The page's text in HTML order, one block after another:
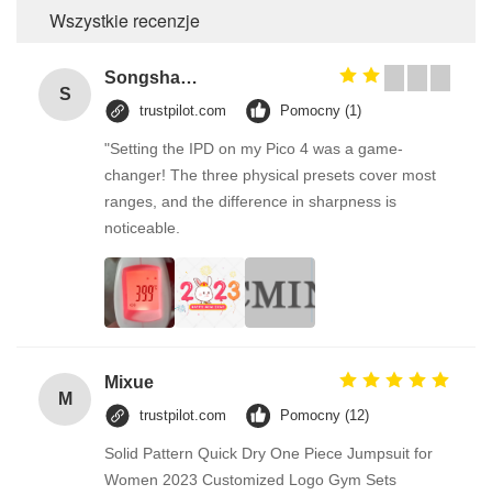
Wszystkie recenzje
S
Songshang
trustpilot.com Pomocny (1)
"Setting the IPD on my Pico 4 was a game-
changer! The three physical presets cover most
ranges, and the difference in sharpness is
noticeable.
M
Mixue
trustpilot.com Pomocny (12)
Solid Pattern Quick Dry One Piece Jumpsuit for
Women 2023 Customized Logo Gym Sets